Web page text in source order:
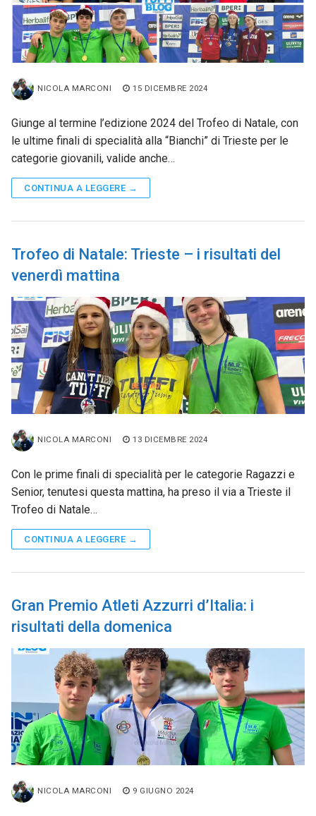
NICOLA MARCONI 15 DICEMBRE 2024
Giunge al termine l’edizione 2024 del Trofeo di Natale, con
le ultime finali di specialità alla “Bianchi” di Trieste per le
categorie giovanili, valide anche…
CONTINUA A LEGGERE →
Trofeo di Natale: Trieste – i risultati del
venerdì mattina
NICOLA MARCONI 13 DICEMBRE 2024
Con le prime finali di specialità per le categorie Ragazzi e
Senior, tenutesi questa mattina, ha preso il via a Trieste il
Trofeo di Natale…
CONTINUA A LEGGERE →
Gran Premio Atleti Azzurri d’Italia: i
risultati della domenica
NICOLA MARCONI 9 GIUGNO 2024